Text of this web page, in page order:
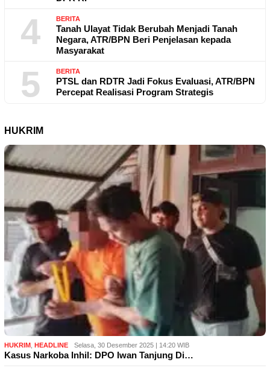
4 BERITA
Tanah Ulayat Tidak Berubah Menjadi Tanah
Negara, ATR/BPN Beri Penjelasan kepada
Masyarakat
5 BERITA
PTSL dan RDTR Jadi Fokus Evaluasi, ATR/BPN
Percepat Realisasi Program Strategis
HUKRIM
HUKRIM HEADLINE Selasa, 30 Desember 2025 | 14:20 WIB
Kasus Narkoba Inhil: DPO Iwan Tanjung Di…